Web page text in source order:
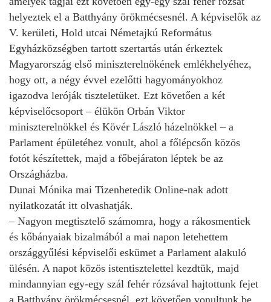
helyeztek el a Batthyány örökmécsesnél. A képviselők az
V. kerületi, Hold utcai Németajkú Református
Egyházközségben tartott szertartás után érkeztek
Magyarország első miniszterelnökének emlékhelyéhez,
hogy ott, a négy évvel ezelőtti hagyományokhoz
igazodva leróják tiszteletüket. Ezt követően a két
képviselőcsoport – élükön Orbán Viktor
miniszterelnökkel és Kövér László házelnökkel – a
Parlament épületéhez vonult, ahol a főlépcsőn közös
fotót készítettek, majd a főbejáraton léptek be az
Országházba.
Dunai Mónika mai Tizenhetedik Online-nak adott
nyilatkozatát itt olvashatják.
– Nagyon megtisztelő számomra, hogy a rákosmentiek
és kőbányaiak bizalmából a mai napon letehettem
országgyűlési képviselői eskümet a Parlament alakuló
ülésén. A napot közös istentisztelettel kezdtük, majd
mindannyian egy-egy szál fehér rózsával hajtottunk fejet
a Batthyány örökmécsesnél, ezt követően vonultunk be